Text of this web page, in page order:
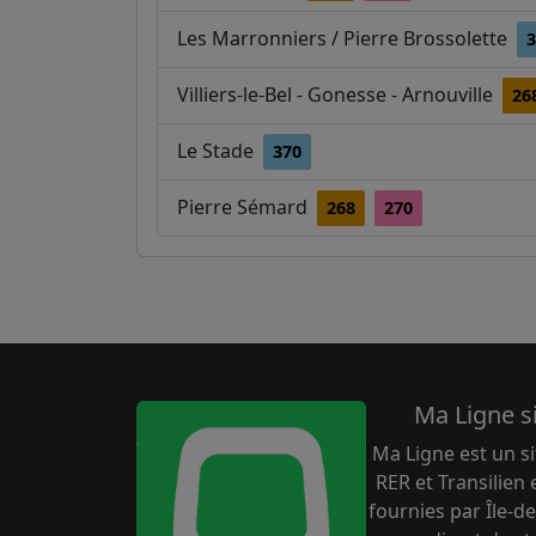
Les Marronniers / Pierre Brossolette
Villiers-le-Bel - Gonesse - Arnouville
Le Stade 370
Pierre Sémard 268 270
Ma Ligne
Ma Ligne est un
RER et
fournies par Île-